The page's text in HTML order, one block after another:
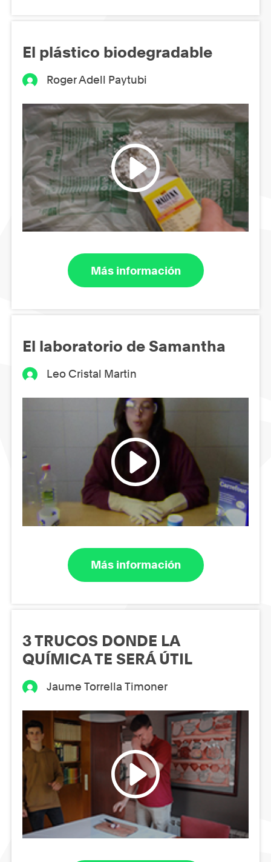
El plástico biodegradable
Roger Adell Paytubi
Más información
El laboratorio de Samantha
Leo Cristal Martin
Más información
3 TRUCOS DONDE LA
QUÍMICA TE SERÁ ÚTIL
Jaume Torrella Timoner